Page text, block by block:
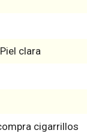
clara
cigarrillos